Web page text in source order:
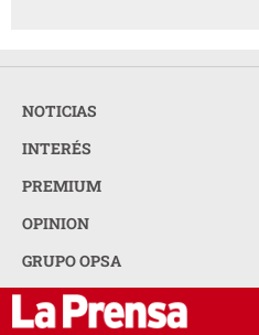
NOTICIAS
INTERÉS
PREMIUM
OPINION
GRUPO OPSA